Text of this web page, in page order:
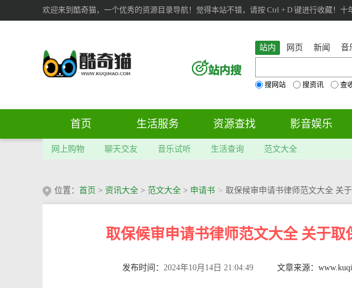
欢迎来到酷奇猫，一个优秀的资源目录导航！觉得本站不错，请按 Ctrl + D 键进行收藏！十
站内 网页 新闻 音
搜网站 搜资讯 查
首页 生活服务 资源查找 影音娱乐
网上购物 聊天交友 音乐试听 生活查询 范文大全
位置： 首页 > 资讯大全 > 范文大全 > 申请书 > 取保候审申请书律师范文大全 关
取保候审申请书律师范文大全 关于取
发布时间： 2024年10月14日 21:04:49 文章来源：